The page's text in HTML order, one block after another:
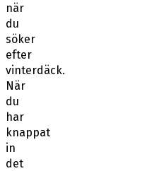
när
du
söker
efter
vinterdäck.
När
du
har
knappat
in
det